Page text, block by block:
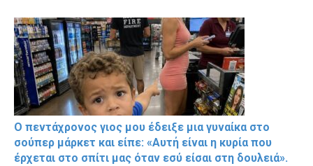
Ο πεντάχρονος γιος μου έδειξε μια γυναίκα στο
σούπερ μάρκετ και είπε: «Αυτή είναι η κυρία που
έρχεται στο σπίτι μας όταν εσύ είσαι στη δουλειά».